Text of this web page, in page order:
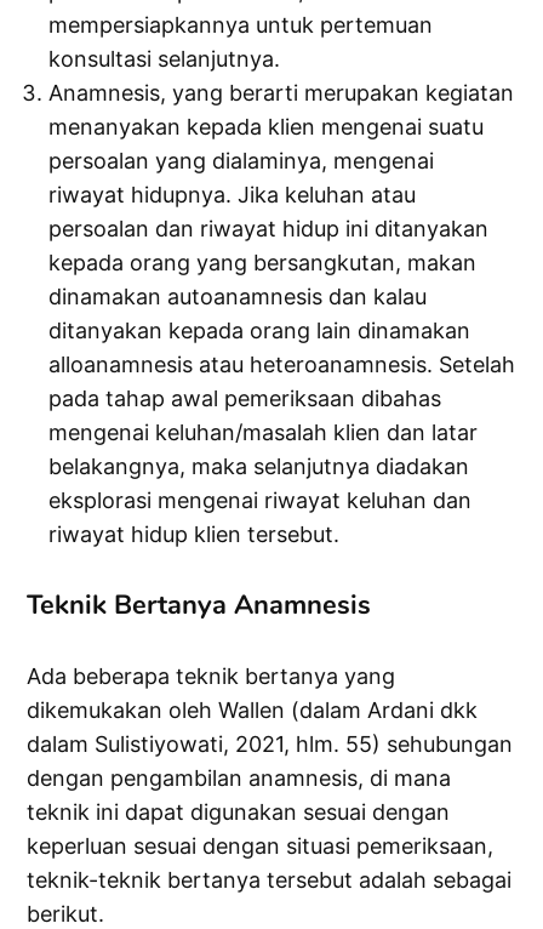
mempersiapkannya untuk pertemuan
konsultasi selanjutnya.
Anamnesis, yang berarti merupakan kegiatan
menanyakan kepada klien mengenai suatu
persoalan yang dialaminya, mengenai
riwayat hidupnya. Jika keluhan atau
persoalan dan riwayat hidup ini ditanyakan
kepada orang yang bersangkutan, makan
dinamakan autoanamnesis dan kalau
ditanyakan kepada orang lain dinamakan
alloanamnesis atau heteroanamnesis. Setelah
pada tahap awal pemeriksaan dibahas
mengenai keluhan/masalah klien dan latar
belakangnya, maka selanjutnya diadakan
eksplorasi mengenai riwayat keluhan dan
riwayat hidup klien tersebut.
Teknik Bertanya Anamnesis
Ada beberapa teknik bertanya yang
dikemukakan oleh Wallen (dalam Ardani dkk
dalam Sulistiyowati, 2021, hlm. 55) sehubungan
dengan pengambilan anamnesis, di mana
teknik ini dapat digunakan sesuai dengan
keperluan sesuai dengan situasi pemeriksaan,
teknik-teknik bertanya tersebut adalah sebagai
berikut.